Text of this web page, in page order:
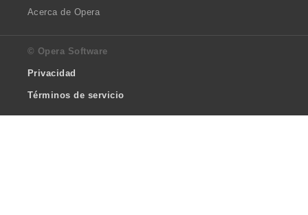
Acerca de Opera
© Opera Software
Privacidad
Términos de servicio